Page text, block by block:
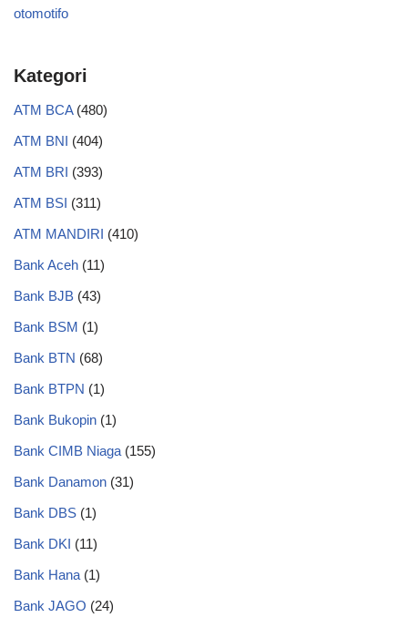
otomotifo
Kategori
ATM BCA(480)
ATM BNI (404)
ATM BRI (393)
ATM BSI (311)
ATM MANDIRI (410)
Bank Aceh (11)
Bank BJB (43)
Bank BSM (1)
Bank BTN (68)
Bank BTPN (1)
Bank Bukopin (1)
Bank CIMB Niaga (155)
Bank Danamon (31)
Bank DBS (1)
Bank DKI (11)
Bank Hana (1)
Bank JAGO (24)